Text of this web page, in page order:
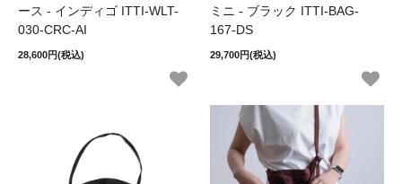
ース - インディゴ ITTI-WLT-
030-CRC-AI
28,600円(税込)
ミニ - ブラック ITTI-BAG-
167-DS
29,700円(税込)